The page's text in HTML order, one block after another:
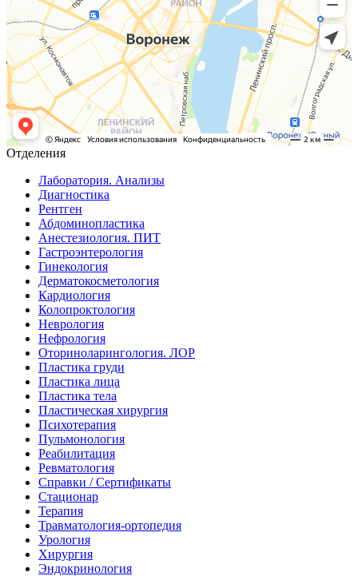
Отделения
Лаборатория. Анализы
Диагностика
Рентген
Абдоминопластика
Анестезиология. ПИТ
Гастроэнтерология
Гинекология
Дерматокосметология
Кардиология
Колопроктология
Неврология
Нефрология
Оториноларингология. ЛОР
Пластика груди
Пластика лица
Пластика тела
Пластическая хирургия
Психотерапия
Пульмонология
Реабилитация
Ревматология
Справки / Сертификаты
Стационар
Терапия
Травматология-ортопедия
Урология
Хирургия
Эндокринология